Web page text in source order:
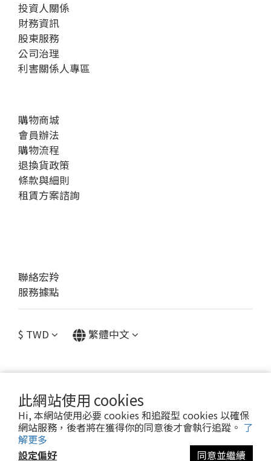
此網站使用 cookies
Hi, 本網站使用必要 cookies 和追蹤型 cookies 以確保
網站服務，後者將在獲得你的同意後才會執行追蹤。 了
解更多
設定偏好
同意並繼續
投資人關係
財務資訊
股東服務
公司治理
利害關係人專區
購物商城
會員辦法
購物流程
退換貨政策
條款與細則
租賃方案諮詢
聯絡宏羚
服務據點
$ TWD 繁體中文
提醒您，我們不會以電話或簡訊方式通知變更付款方式。
Copyright© [2023 宏羚股份有限公司]